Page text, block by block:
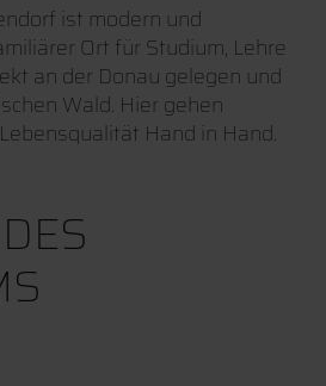
ist modern und
Ort für Studium, Lehre
an der Donau gelegen und
Wald. Hier gehen
Hand in Hand.